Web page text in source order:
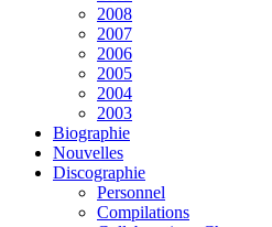
2008
2007
2006
2005
2004
2003
Biographie
Nouvelles
Discographie
Personnel
Compilations